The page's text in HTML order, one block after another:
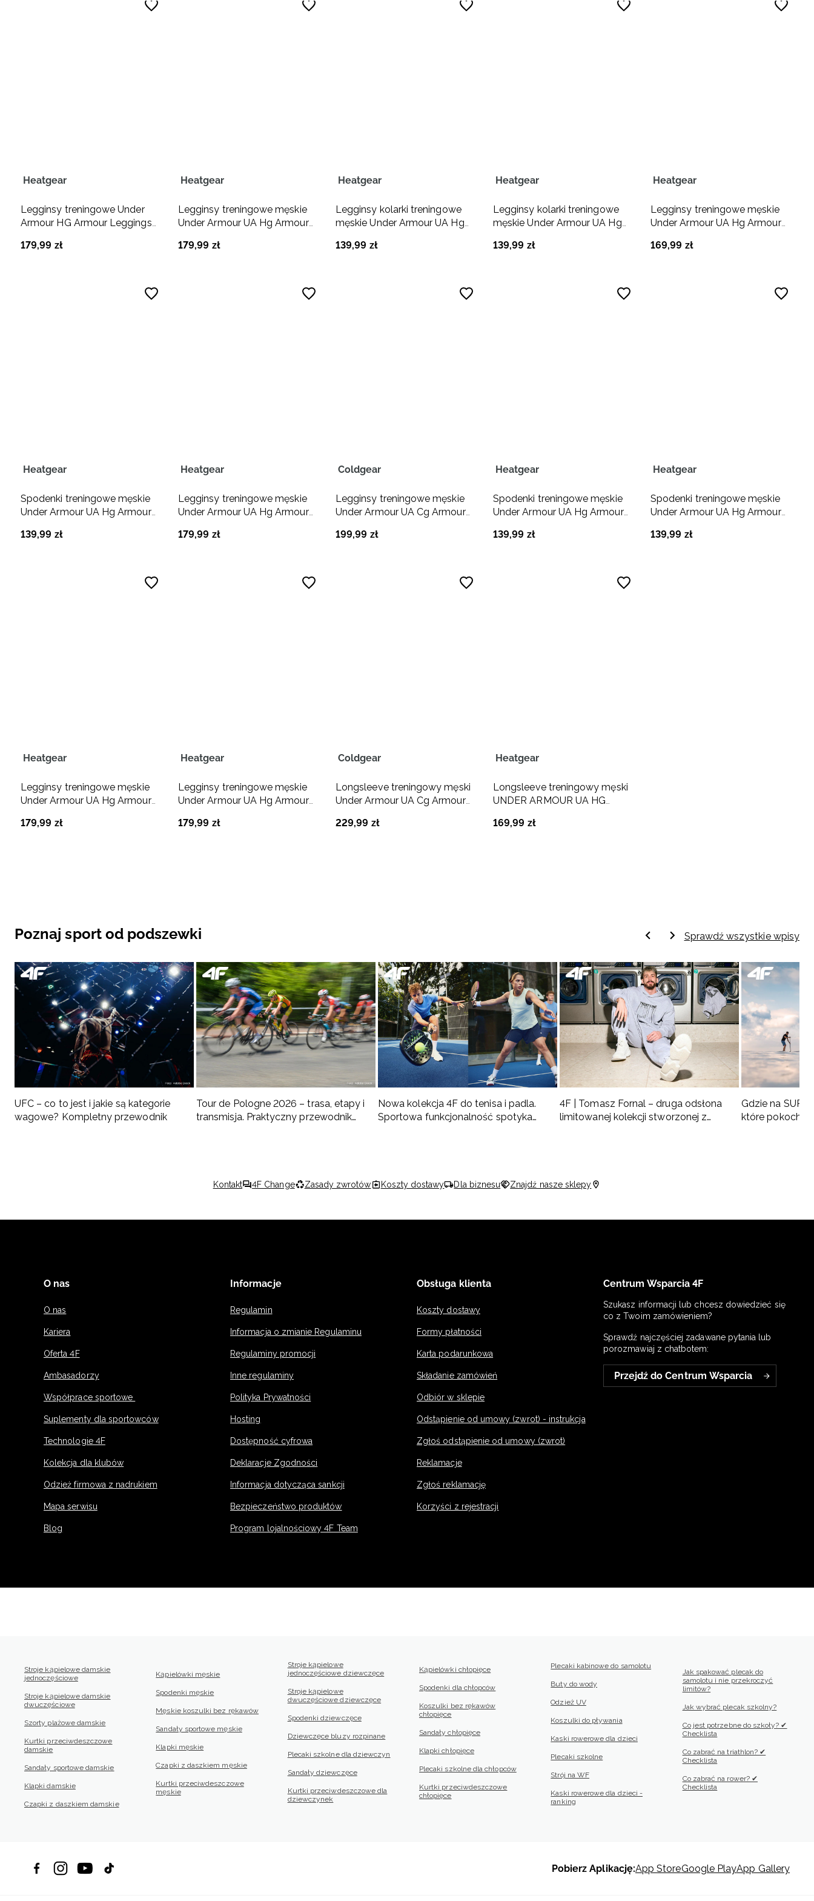
Heatgear
Legginsy treningowe Under
Armour HG Armour Leggings
179,99 zł
Heatgear
Legginsy treningowe męskie
Under Armour UA Hg Armour
179,99 zł
Heatgear
Legginsy kolarki treningowe
męskie Under Armour UA Hg
139,99 zł
Heatgear
Legginsy kolarki treningowe
męskie Under Armour UA Hg
oliwkowe/khaki
139,99 zł
Heatgear
Legginsy treningowe męskie
Under Armour UA Hg Armour
169,99 zł
Heatgear
Spodenki treningowe męskie
Under Armour UA Hg Armour
139,99 zł
Heatgear
Legginsy treningowe męskie
Under Armour UA Hg Armour
179,99 zł
Coldgear
Legginsy treningowe męskie
Under Armour UA Cg Armour
199,99 zł
Heatgear
Spodenki treningowe męskie
Under Armour UA Hg Armour
139,99 zł
Heatgear
Spodenki treningowe męskie
Under Armour UA Hg Armour
139,99 zł
Heatgear
Legginsy treningowe męskie
Under Armour UA Hg Armour
179,99 zł
Heatgear
Legginsy treningowe męskie
Under Armour UA Hg Armour
179,99 zł
Coldgear
Longsleeve treningowy męski
Under Armour UA Cg Armour
229,99 zł
Heatgear
Longsleeve treningowy męski
UNDER ARMOUR UA HG
169,99 zł
Poznaj sport od podszewki Sprawdź wszystkie wpisy
UFC – co to jest i jakie są kategorie
wagowe? Kompletny przewodnik
Tour de Pologne 2026 – trasa, etapy i
transmisja. Praktyczny przewodnik
Nowa kolekcja 4F do tenisa i padla.
Sportowa funkcjonalność spotyka
4F | Tomasz Fornal – druga odsłona
limitowanej kolekcji stworzonej z
Gdzie na SUP
które
Kontakt 4F Change Zasady zwrotów Koszty dostawy Dla biznesu Znajdź nasze sklepy
O nas
O nas
Kariera
Oferta 4F
Ambasadorzy
Współprace sportowe
Suplementy dla sportowców
Technologie 4F
Kolekcja dla klubów
Odzież firmowa z nadrukiem
Mapa serwisu
Blog
Informacje
Regulamin
Informacja o zmianie Regulaminu
Regulaminy promocji
Inne regulaminy
Polityka Prywatności
Hosting
Dostępność cyfrowa
Deklaracje Zgodności
Informacja dotycząca sankcji
Bezpieczeństwo produktów
Program lojalnościowy 4F Team
Obsługa klienta
Koszty dostawy
Formy płatności
Karta podarunkowa
Składanie zamówień
Odbiór w sklepie
Odstąpienie od umowy (zwrot) - instrukcja
Zgłoś odstąpienie od umowy (zwrot)
Reklamacje
Zgłoś reklamację
Korzyści z rejestracji
Centrum Wsparcia 4F
Szukasz informacji lub chcesz dowiedzieć się
co z Twoim zamówieniem?
Sprawdź najczęściej zadawane pytania lub
porozmawiaj z chatbotem:
Przejdź do Centrum Wsparcia
Stroje kąpielowe damskie
jednoczęściowe
Stroje kąpielowe damskie
dwuczęściowe
Szorty plażowe damskie
Kurtki przeciwdeszczowe
damskie
Sandały sportowe damskie
Klapki damskie
Czapki z daszkiem damskie
Kąpielówki męskie
Spodenki męskie
Męskie koszulki bez rękawów
Sandały sportowe męskie
Klapki męskie
Czapki z daszkiem męskie
Kurtki przeciwdeszczowe
męskie
Stroje kąpielowe
jednoczęściowe dziewczęce
Stroje kąpielowe
dwuczęściowe dziewczęce
Spodenki dziewczęce
Dziewczęce bluzy rozpinane
Plecaki szkolne dla dziewczyn
Sandały dziewczęce
Kurtki przeciwdeszczowe dla
dziewczynek
Kąpielówki chłopięce
Spodenki dla chłopców
Koszulki bez rękawów
chłopięce
Sandały chłopięce
Klapki chłopięce
Plecaki szkolne dla chłopców
Kurtki przeciwdeszczowe
chłopięce
Plecaki kabinowe do samolotu
Buty do wody
Odzież UV
Koszulki do pływania
Kaski rowerowe dla dzieci
Plecaki szkolne
Strój na WF
Kaski rowerowe dla dzieci -
ranking
Jak spakować plecak do
samolotu i nie przekroczyć
limitów?
Jak wybrać plecak szkolny?
Co jest potrzebne do szkoły? ✔
Checklista
Co zabrać na triathlon? ✔
Checklista
Co zabrać na rower? ✔
Checklista
Pobierz Aplikację:App StoreGoogle PlayApp Gallery